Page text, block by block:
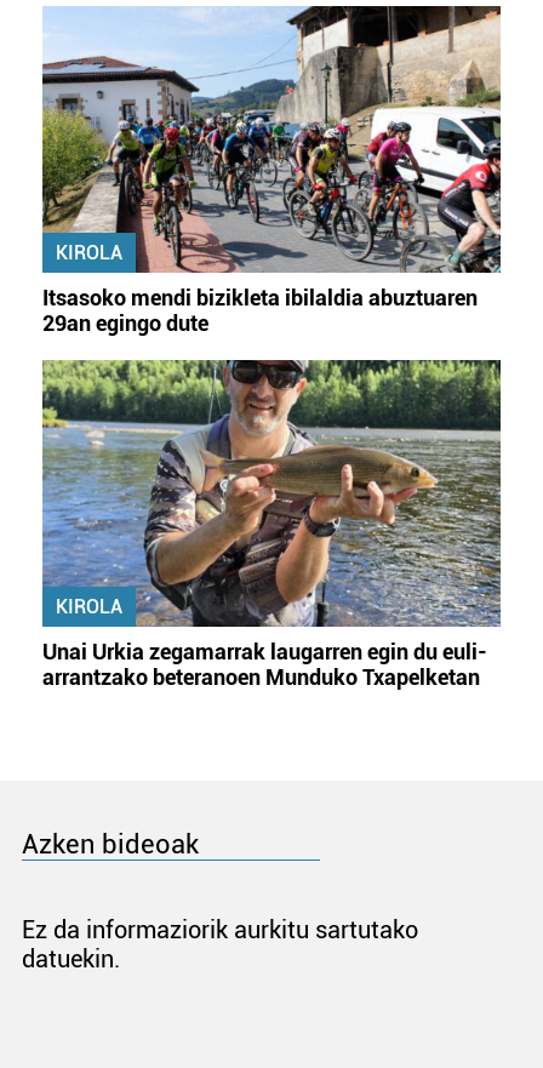
KIROLA
Itsasoko mendi bizikleta ibilaldia abuztuaren
29an egingo dute
KIROLA
Unai Urkia zegamarrak laugarren egin du euli-
arrantzako beteranoen Munduko Txapelketan
Azken bideoak
Ez da informaziorik aurkitu sartutako
datuekin.